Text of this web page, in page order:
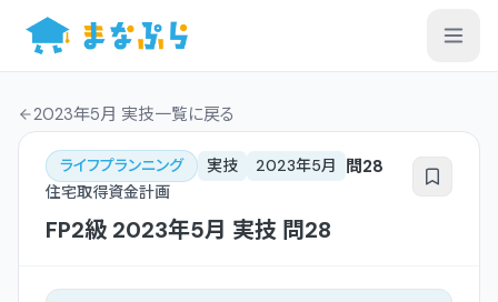
2023年5月 実技一覧に戻る
ライフプランニング 実技 2023年5月 問28
住宅取得資金計画
FP2級 2023年5月 実技 問28